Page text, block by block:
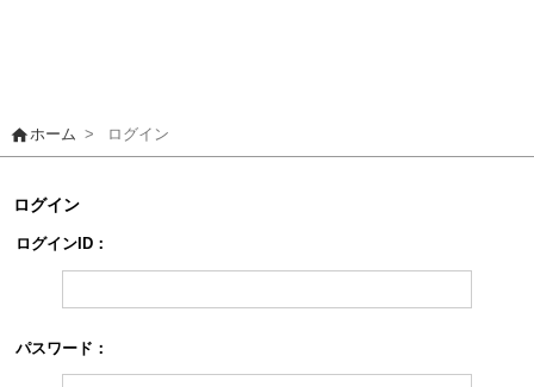
homeホーム > ログイン
ログイン
ログインID：
パスワード：